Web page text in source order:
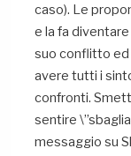
caso). Le
e la fa
suo conflitto ed
avere tutti i
confronti.
sentire
messaggio su